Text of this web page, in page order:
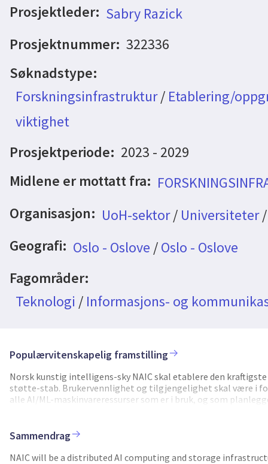
Prosjektleder: Sabry Razick
Prosjektnummer: 322336
Søknadstype:
Forskningsinfrastruktur/ Etablering/
viktighet
Prosjektperiode: 2023 - 2029
Midlene er mottatt fra:
Organisasjon: UoH-sektor/ Universiteter
Geografi: Oslo - Oslove /Oslo - Oslove
Fagområder:
Teknologi / Informasjons- og
Populærvitenskapelig framstilling
Norsk kunstig intelligens-sky NAIC skal etablere den
støtte-stab. Brukervennlighet og tilgjengelighet skal være i
alle AI/ML-maskinvareressurser som er i bruk, og som
dette for å finne den beste teknologien for å fylle eventuelle
kompetansebygging med fokus på drift av infrastruktur,
som ble funnet best i første fase implementeres for å tette
Sammendrag
NAIC will be a distributed AI computing and storage